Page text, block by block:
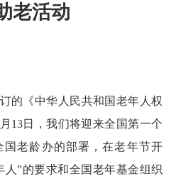
老活动
《中华人民共和国老年人权
13日，我们将迎来全国第一个
国老龄办的部署，在老年节开
人”的要求和全国老年基金组织